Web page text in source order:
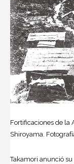
Fortificaciones de la
Shiroyama.
Takamori anunció